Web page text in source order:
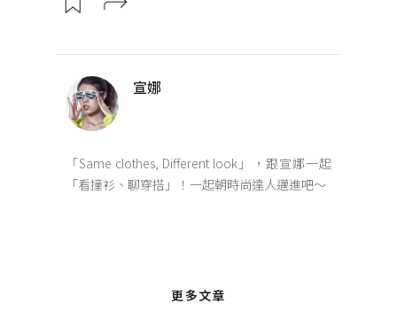
宣娜
「Same clothes, Different look」，跟宣娜一起
「看撞衫、聊穿搭」！一起朝時尚達人邁進吧～
更多文章